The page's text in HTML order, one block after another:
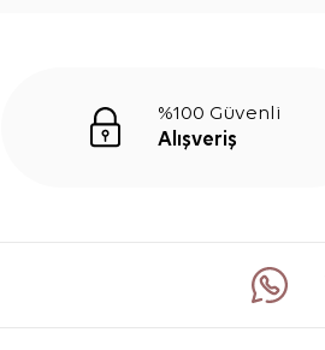
%100 Güvenli
Alışveriş